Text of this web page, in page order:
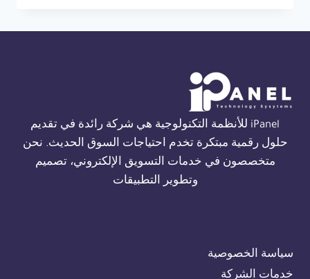
01554305486
iPanel للأنظمة التكنولوجية هي شركة رائدة في تقديم
حلول رقمية مبتكرة تخدم احتياجات السوق الحديث. نحن
متخصصون في خدمات التسويق الإلكتروني، تصميم
وتطوير التطبيقات
سياسة الخصوصية
خدمات الشركة